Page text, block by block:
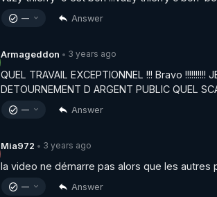
— Answer
Armageddon • 3 years ago
QUEL TRAVAIL EXCEPTIONNEL !!! Bravo !!!!!!!!!!
DETOURNEMENT D ARGENT PUBLIC QUEL
— Answer
Mia972 • 3 years ago
la video ne démarre pas alors que les autres
— Answer